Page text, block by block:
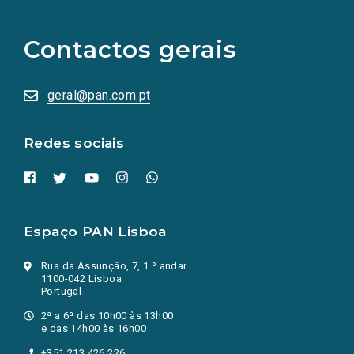
Contactos gerais
geral@pan.com.pt
Redes sociais
redes
sociais
numa
nova
Espaço PAN Lisboa
Rua da Assunção, 7, 1.º andar
1100-042 Lisboa
Portugal
2ª a 6ª das 10h00 às 13h00
e das 14h00 às 16h00